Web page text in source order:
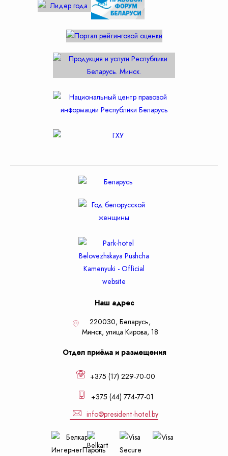
Наш адрес
220030, Беларусь,
Минск, улица Кирова, 18
Отдел приёма и размещения
+375 (17) 229-70-00
+375 (44) 774-77-01
info@president-hotel.by